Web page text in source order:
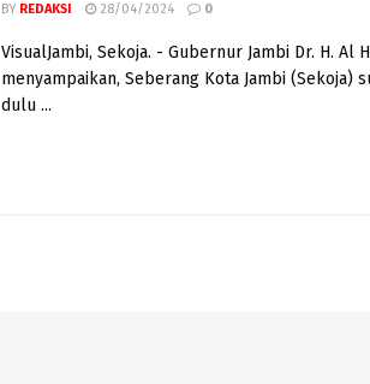
BY REDAKSI 28/04/2024 0
VisualJambi, Sekoja. - Gubernur Jambi Dr. H. Al
menyampaikan, Seberang Kota Jambi (Sekoja)
dulu ...